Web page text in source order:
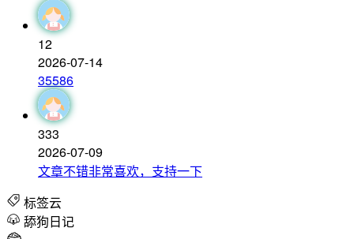
12
2026-07-14
35586
333
2026-07-09
文章不错非常喜欢，支持一下
标签云
舔狗日记